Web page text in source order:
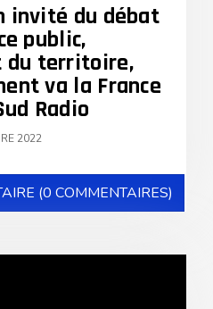
invité du débat
public,
du territoire,
va la France
Radio
2022
(0 COMMENTAIRES)